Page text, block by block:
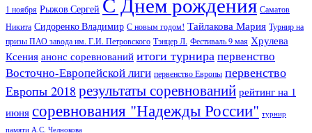
1 ноября Рыжов Сергей
Саматов
Никита Сидоренко Владимир С новым годом! Тайлакова Мария Турнир на
призы ПАО завода им. Г.И. Петровского Тэнцер Л. Фестиваль 9 мая Хрулева
Ксения анонс соревнований итоги турнирапервенство
Восточно-Европейской лиги первенство Европы первенство
Европы 2018 результаты соревнований рейтинг на 1
июня соревнования "Надежды России" турнир
памяти А.С. Челнокова